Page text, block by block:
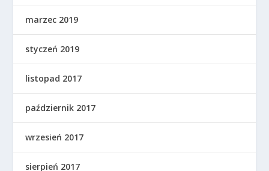
marzec 2019
styczeń 2019
listopad 2017
październik 2017
wrzesień 2017
sierpień 2017